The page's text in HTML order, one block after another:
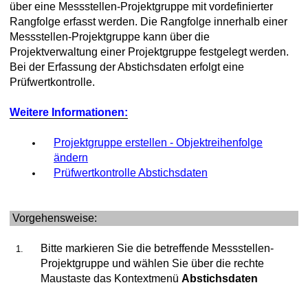
über eine Messstellen-Projektgruppe mit vordefinierter
Rangfolge erfasst werden. Die Rangfolge innerhalb einer
Messstellen-Projektgruppe kann über die
Projektverwaltung einer Projektgruppe festgelegt werden.
Bei der Erfassung der Abstichsdaten erfolgt eine
Prüfwertkontrolle.
Weitere Informationen:
Projektgruppe erstellen - Objektreihenfolge
ändern
Prüfwertkontrolle Abstichsdaten
Vorgehensweise:
Bitte markieren Sie die betreffende Messstellen-
Projektgruppe und wählen Sie über die rechte
Maustaste das Kontextmenü Abstichsdaten